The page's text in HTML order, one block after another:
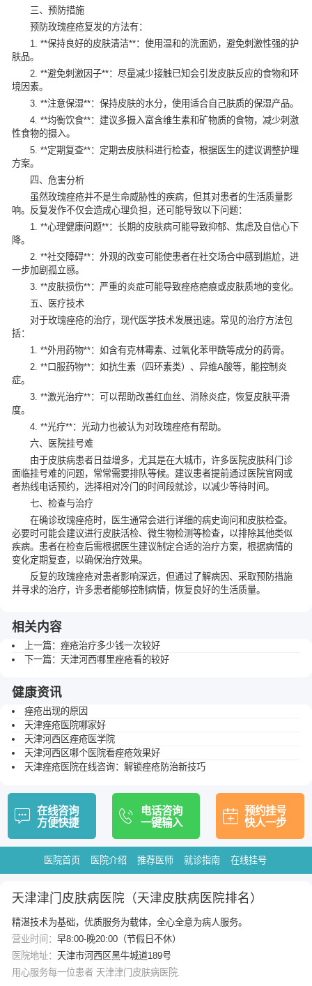
三、预防措施
预防玫瑰痤疮复发的方法有：
1. **保持良好的皮肤清洁**：使用温和的洗面奶，避免刺激性强的护
肤品。
2. **避免刺激因子**：尽量减少接触已知会引发皮肤反应的食物和环
境因素。
3. **注意保湿**：保持皮肤的水分，使用适合自己肤质的保湿产品。
4. **均衡饮食**：建议多摄入富含维生素和矿物质的食物，减少刺激
性食物的摄入。
5. **定期复查**：定期去皮肤科进行检查，根据医生的建议调整护理
方案。
四、危害分析
虽然玫瑰痤疮并不是生命威胁性的疾病，但其对患者的生活质量影
响。反复发作不仅会造成心理负担，还可能导致以下问题：
1. **心理健康问题**：长期的皮肤病可能导致抑郁、焦虑及自信心下
降。
2. **社交障碍**：外观的改变可能使患者在社交场合中感到尴尬，进
一步加剧孤立感。
3. **皮肤损伤**：严重的炎症可能导致痤疮疤痕或皮肤质地的变化。
五、医疗技术
对于玫瑰痤疮的治疗，现代医学技术发展迅速。常见的治疗方法包
括：
1. **外用药物**：如含有克林霉素、过氧化苯甲酰等成分的药膏。
2. **口服药物**：如抗生素（四环素类）、异维A酸等，能控制炎
症。
3. **激光治疗**：可以帮助改善红血丝、消除炎症，恢复皮肤平滑
度。
4. **光疗**：光动力也被认为对玫瑰痤疮有帮助。
六、医院挂号难
由于皮肤病患者日益增多，尤其是在大城市，许多医院皮肤科门诊
面临挂号难的问题，常常需要排队等候。建议患者提前通过医院官网或
者热线电话预约，选择相对冷门的时间段就诊，以减少等待时间。
七、检查与治疗
在确诊玫瑰痤疮时，医生通常会进行详细的病史询问和皮肤检查。
必要时可能会建议进行皮肤活检、微生物检测等检查，以排除其他类似
疾病。患者在检查后需根据医生建议制定合适的治疗方案，根据病情的
变化定期复查，以确保治疗效果。
反复的玫瑰痤疮对患者影响深远，但通过了解病因、采取预防措施
并寻求的治疗，许多患者能够控制病情，恢复良好的生活质量。
相关内容
上一篇： 痤疮治疗多少钱一次较好
下一篇： 天津河西哪里痤疮看的较好
健康资讯
痤疮出现的原因
天津痤疮医院哪家好
天津河西区痤疮医学院
天津河西区哪个医院看痤疮效果好
天津痤疮医院在线咨询：解锁痤疮防治新技巧
在线咨询
方便快捷
电话咨询
一键输入
预约挂号
快人一步
医院首页 医院介绍 推荐医师 就诊指南 在线挂号
天津津门皮肤病医院（天津皮肤病医院排名）
精湛技术为基础，优质服务为载体，全心全意为病人服务。
营业时间： 早8:00-晚20:00（节假日不休）
医院地址： 天津市河西区黑牛城道189号
用心服务每一位患者 天津津门皮肤病医院.